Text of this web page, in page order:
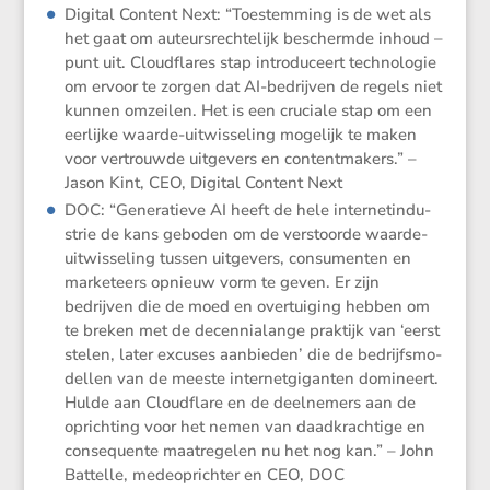
Digital Content Next: “Toestem­ming is de wet als
het gaat om auteurs­rech­te­lijk beschermde inhoud –
punt uit. Cloud­flares stap intro­du­ceert techno­logie
om ervoor te zorgen dat AI-bedrijven de regels niet
kunnen omzeilen. Het is een cruciale stap om een
eerlijke waarde-uitwis­se­ling mogelijk te maken
voor vertrouwde uitge­vers en content­ma­kers.” –
Jason Kint, CEO, Digital Content Next
DOC: “Genera­tieve AI heeft de hele inter­net­in­du­
strie de kans geboden om de verstoorde waarde-
uitwis­se­ling tussen uitge­vers, consu­menten en
marke­teers opnieuw vorm te geven. Er zijn
bedrijven die de moed en overtui­ging hebben om
te breken met de decen­nia­lange praktijk van ‘eerst
stelen, later excuses aanbieden’ die de bedrijfs­mo­
dellen van de meeste inter­net­gi­ganten domineert.
Hulde aan Cloud­flare en de deelne­mers aan de
oprich­ting voor het nemen van daadkrach­tige en
conse­quente maatre­gelen nu het nog kan.” – John
Battelle, medeop­richter en CEO, DOC